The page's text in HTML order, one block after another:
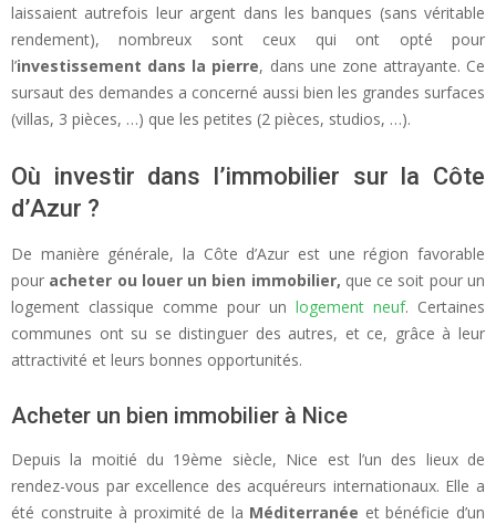
laissaient autrefois leur argent dans les banques (sans véritable
rendement), nombreux sont ceux qui ont opté pour
l’investissement dans la pierre, dans une zone attrayante. Ce
sursaut des demandes a concerné aussi bien les grandes surfaces
(villas, 3 pièces, …) que les petites (2 pièces, studios, …).
Où investir dans l’immobilier sur la Côte
d’Azur ?
De manière générale, la Côte d’Azur est une région favorable
pour acheter ou louer un bien immobilier, que ce soit pour un
logement classique comme pour un logement neuf. Certaines
communes ont su se distinguer des autres, et ce, grâce à leur
attractivité et leurs bonnes opportunités.
Acheter un bien immobilier à Nice
Depuis la moitié du 19ème siècle, Nice est l’un des lieux de
rendez-vous par excellence des acquéreurs internationaux. Elle a
été construite à proximité de la Méditerranée et bénéficie d’un